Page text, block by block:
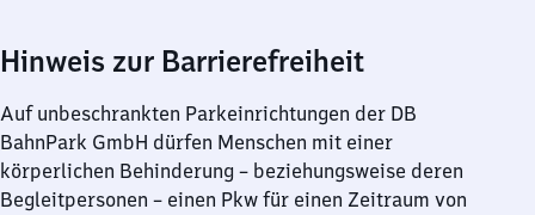
Hinweis zur Barrierefreiheit
Auf unbeschrankten Parkeinrichtungen der DB
BahnPark GmbH dürfen Menschen mit einer
körperlichen Behinderung – beziehungsweise deren
Begleitpersonen – einen Pkw für einen Zeitraum von